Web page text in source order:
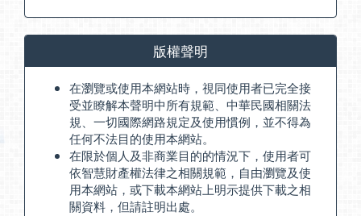
版權聲明
在瀏覽或使用本網站時，視同使用者已完全接
受並瞭解本聲明中所有規範、中華民國相關法
規、一切國際網路規定及使用慣例，並不得為
任何不法目的使用本網站。
在限於個人及非商業目的的情況下，使用者可
依智慧財產權法律之相關規範，自由瀏覽及使
用本網站，或下載本網站上明示提供下載之相
關資料，但請註明出處。